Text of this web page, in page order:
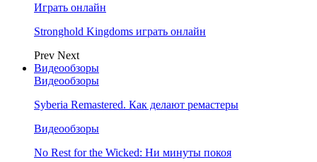
Играть онлайн
Stronghold Kingdoms играть онлайн
Prev Next
Видеообзоры
Видеообзоры
Syberia Remastered. Как делают ремастеры
Видеообзоры
No Rest for the Wicked: Ни минуты покоя